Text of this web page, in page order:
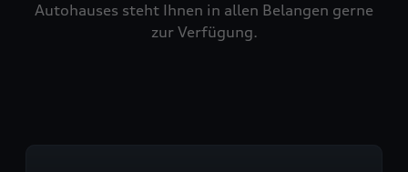
Autohauses steht Ihnen in allen Belangen gerne
zur Verfügung.